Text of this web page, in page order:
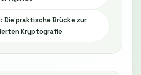
Die praktische Brücke zur
Kryptografie